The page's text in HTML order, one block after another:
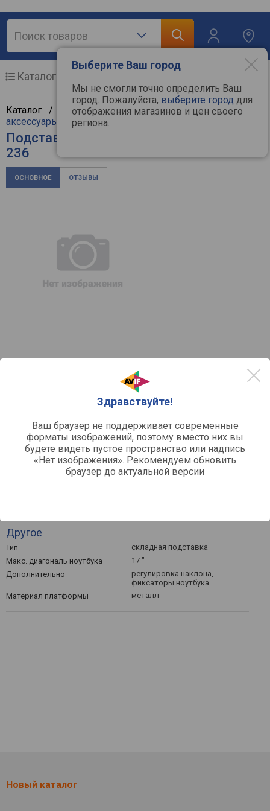
Выберите Ваш город
Мы не смогли точно определить Ваш
город. Пожалуйста, выберите город для
отображения магазинов и цен своего
региона.
Здравствуйте!
Ваш браузер не поддерживает современные
форматы изображений, поэтому вместо них вы
будете видеть пустое пространство или надпись
«Нет изображения». Рекомендуем обновить
браузер до актуальной версии
Каталог
Каталог / Компьютерная техника/ Ноутбуки и
аксессуары
/Подставки для ноутбуков
Подставка для ноутбука Defender DH-
236
ОСНОВНОЕ ОТЗЫВЫ
в сравнение
Другое
Тип
складная подставка
Макс. диагональ ноутбука
17 "
Дополнительно
регулировка наклона,
фиксаторы ноутбука
Материал платформы
металл
Новый каталог